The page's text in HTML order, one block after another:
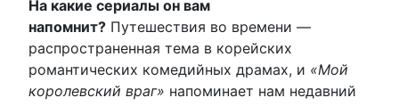
На какие сериалы он вам
напомнит? Путешествия во времени —
распространенная тема в корейских
романтических комедийных драмах, и «Мой
королевский враг» напоминает нам недавний